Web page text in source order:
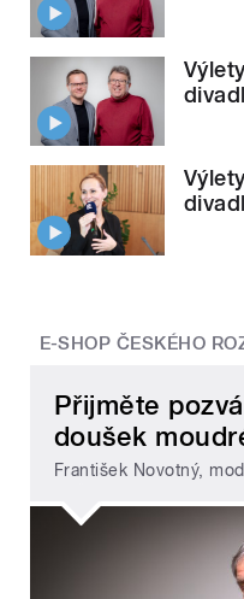
E-SHOP ČESKÉHO
Přijměte
doušek
František Novotný,